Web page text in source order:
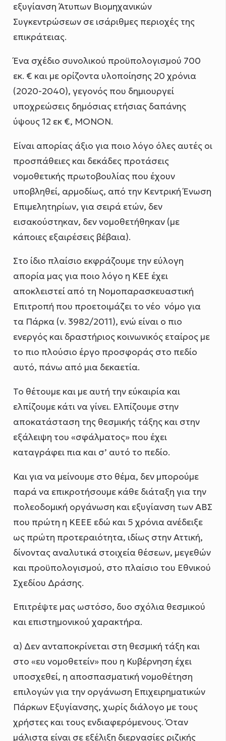
εξυγίανση Άτυπων Βιομηχανικών
Συγκεντρώσεων σε ισάριθμες περιοχές της
επικράτειας.
Ένα σχέδιο συνολικού προϋπολογισμού 700
εκ. € και με ορίζοντα υλοποίησης 20 χρόνια
(2020-2040), γεγονός που δημιουργεί
υποχρεώσεις δημόσιας ετήσιας δαπάνης
ύψους 12 εκ €, ΜΟΝΟΝ.
Είναι απορίας άξιο για ποιο λόγο όλες αυτές οι
προσπάθειες και δεκάδες προτάσεις
νομοθετικής πρωτοβουλίας που έχουν
υποβληθεί, αρμοδίως, από την Κεντρική Ένωση
Επιμελητηρίων, για σειρά ετών, δεν
εισακούστηκαν, δεν νομοθετήθηκαν (με
κάποιες εξαιρέσεις βέβαια).
Στο ίδιο πλαίσιο εκφράζουμε την εύλογη
απορία μας για ποιο λόγο η ΚΕΕ έχει
αποκλειστεί από τη Νομοπαρασκευαστική
Επιτροπή που προετοιμάζει το νέο νόμο για
τα Πάρκα (ν. 3982/2011), ενώ είναι ο πιο
ενεργός και δραστήριος κοινωνικός εταίρος με
το πιο πλούσιο έργο προσφοράς στο πεδίο
αυτό, πάνω από μια δεκαετία.
Το θέτουμε και με αυτή την εύκαιρία και
ελπίζουμε κάτι να γίνει. Ελπίζουμε στην
αποκατάσταση της θεσμικής τάξης και στην
εξάλειψη του «σφάλματος» που έχει
καταγράφει πια και σ’ αυτό το πεδίο.
Και για να μείνουμε στο θέμα, δεν μπορούμε
παρά να επικροτήσουμε κάθε διάταξη για την
πολεοδομική οργάνωση και εξυγίανση των ΑΒΣ
που πρώτη η ΚΕΕΕ εδώ και 5 χρόνια ανέδειξε
ως πρώτη προτεραιότητα, ιδίως στην Αττική,
δίνοντας αναλυτικά στοιχεία θέσεων, μεγεθών
και προϋπολογισμού, στο πλαίσιο του Εθνικού
Σχεδίου Δράσης.
Επιτρέψτε μας ωστόσο, δυο σχόλια θεσμικού
και επιστημονικού χαρακτήρα.
α) Δεν ανταποκρίνεται στη θεσμική τάξη και
στο «ευ νομοθετείν» που η Κυβέρνηση έχει
υποσχεθεί, η αποσπασματική νομοθέτηση
επιλογών για την οργάνωση Επιχειρηματικών
Πάρκων Εξυγίανσης, χωρίς διάλογο με τους
χρήστες και τους ενδιαφερόμενους. Όταν
μάλιστα είναι σε εξέλιξη διεργασίες ριζικής